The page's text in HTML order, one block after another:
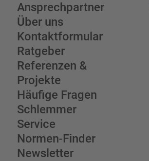
Ansprechpartner
Über uns
Kontaktformular
Ratgeber
Referenzen &
Projekte
Häufige Fragen
Schlemmer
Service
Normen-Finder
Newsletter